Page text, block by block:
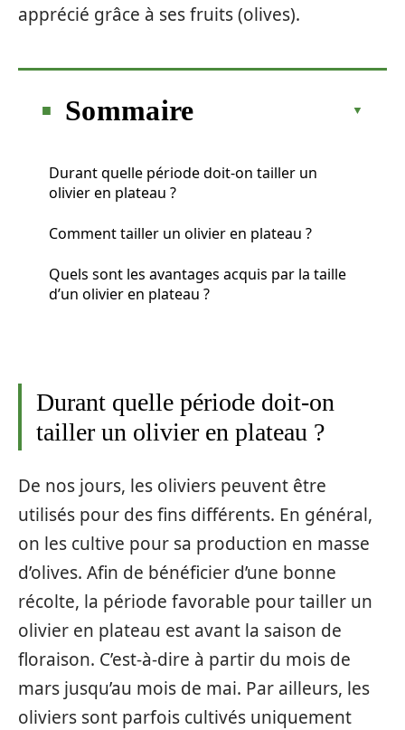
apprécié grâce à ses fruits (olives).
Sommaire
Durant quelle période doit-on tailler un
olivier en plateau ?
Comment tailler un olivier en plateau ?
Quels sont les avantages acquis par la taille
d’un olivier en plateau ?
Durant quelle période doit-on
tailler un olivier en plateau ?
De nos jours, les oliviers peuvent être
utilisés pour des fins différents. En général,
on les cultive pour sa production en masse
d’olives. Afin de bénéficier d’une bonne
récolte, la période favorable pour tailler un
olivier en plateau est avant la saison de
floraison. C’est-à-dire à partir du mois de
mars jusqu’au mois de mai. Par ailleurs, les
oliviers sont parfois cultivés uniquement